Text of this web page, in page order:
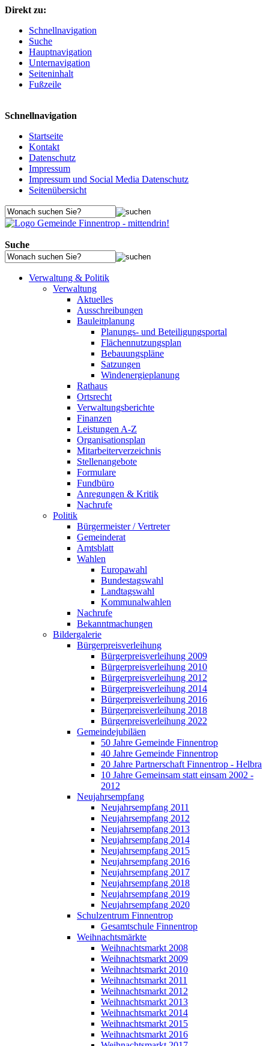
Direkt zu:
Schnellnavigation
Suche
Hauptnavigation
Unternavigation
Seiteninhalt
Fußzeile
Schnellnavigation
Startseite
Kontakt
Datenschutz
Impressum
Impressum und Social Media Datenschutz
Seitenübersicht
Suche
Verwaltung & Politik
Verwaltung
Aktuelles
Ausschreibungen
Bauleitplanung
Planungs- und Beteiligungsportal
Flächennutzungsplan
Bebauungspläne
Satzungen
Windenergieplanung
Rathaus
Ortsrecht
Verwaltungsberichte
Finanzen
Leistungen A-Z
Organisationsplan
Mitarbeiterverzeichnis
Stellenangebote
Formulare
Fundbüro
Anregungen & Kritik
Nachrufe
Politik
Bürgermeister / Vertreter
Gemeinderat
Amtsblatt
Wahlen
Europawahl
Bundestagswahl
Landtagswahl
Kommunalwahlen
Nachrufe
Bekanntmachungen
Bildergalerie
Bürgerpreisverleihung
Bürgerpreisverleihung 2009
Bürgerpreisverleihung 2010
Bürgerpreisverleihung 2012
Bürgerpreisverleihung 2014
Bürgerpreisverleihung 2016
Bürgerpreisverleihung 2018
Bürgerpreisverleihung 2022
Gemeindejubiläen
50 Jahre Gemeinde Finnentrop
40 Jahre Gemeinde Finnentrop
20 Jahre Partnerschaft Finnentrop - Helbra
10 Jahre Gemeinsam statt einsam 2002 -
2012
Neujahrsempfang
Neujahrsempfang 2011
Neujahrsempfang 2012
Neujahrsempfang 2013
Neujahrsempfang 2014
Neujahrsempfang 2015
Neujahrsempfang 2016
Neujahrsempfang 2017
Neujahrsempfang 2018
Neujahrsempfang 2019
Neujahrsempfang 2020
Schulzentrum Finnentrop
Gesamtschule Finnentrop
Weihnachtsmärkte
Weihnachtsmarkt 2008
Weihnachtsmarkt 2009
Weihnachtsmarkt 2010
Weihnachtsmarkt 2011
Weihnachtsmarkt 2012
Weihnachtsmarkt 2013
Weihnachtsmarkt 2014
Weihnachtsmarkt 2015
Weihnachtsmarkt 2016